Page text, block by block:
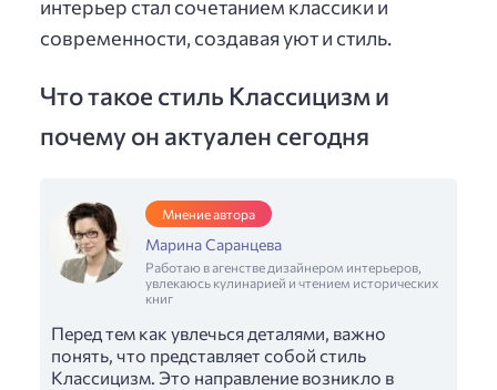
интерьер стал сочетанием классики и
современности, создавая уют и стиль.
Что такое стиль Классицизм и
почему он актуален сегодня
Мнение автора
Марина Саранцева
Работаю в агенстве дизайнером интерьеров,
увлекаюсь кулинарией и чтением исторических
книг
Перед тем как увлечься деталями, важно
понять, что представляет собой стиль
Классицизм. Это направление возникло в